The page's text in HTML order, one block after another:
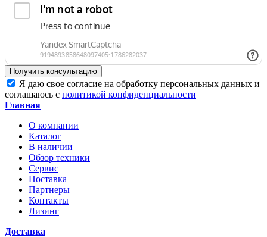
Получить консультацию
Я даю свое согласие на обработку персональных данных и
соглашаюсь с политикой конфиденциальности
Главная
О компании
Каталог
В наличии
Обзор техники
Сервис
Поставка
Партнеры
Контакты
Лизинг
Доставка